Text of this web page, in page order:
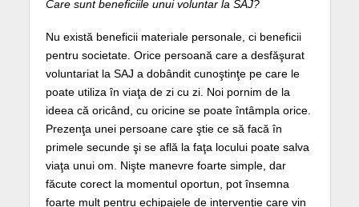
Care sunt beneficiile unui voluntar la SAJ?
Nu există beneficii materiale personale, ci beneficii
pentru societate. Orice persoană care a desfăşurat
voluntariat la SAJ a dobândit cunoştinţe pe care le
poate utiliza în viaţa de zi cu zi. Noi pornim de la
ideea că oricând, cu oricine se poate întâmpla orice.
Prezenţa unei persoane care ştie ce să facă în
primele secunde şi se află la faţa locului poate salva
viaţa unui om. Nişte manevre foarte simple, dar
făcute corect la momentul oportun, pot însemna
foarte mult pentru echipajele de intervenţie care vin